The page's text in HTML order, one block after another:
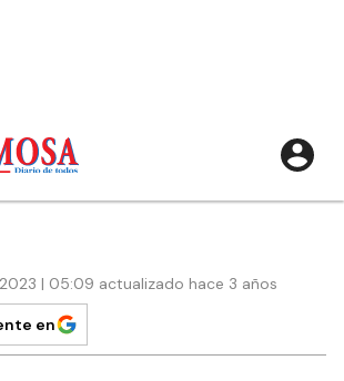
| 05:09 actualizado hace 3 años
en